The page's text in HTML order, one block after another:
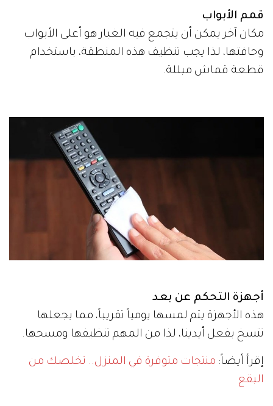
قمم الأبواب
مكان آخر يمكن أن يتجمع فيه الغبار هو أعلى الأبواب
وحافتها، لذا يجب تنظيف هذه المنطقة، باستخدام
قطعة قماش مبللة.
أجهزة التحكم عن بعد
هذه الأجهزة يتم لمسها يومياً تقريباً، مما يجعلها
تتسخ بفعل أيدينا، لذا من المهم تنظيفها ومسحها.
إقرأ أيضاً: منتجات متوفرة في المنزل.. تخلصك من
البقع